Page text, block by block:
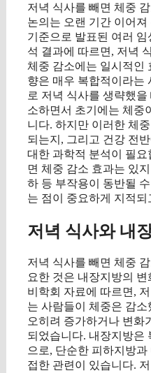
저녁 식사를 빼면 체중
논의는 오랜 기간 이어져
기준으로 발표된 여러
석 결과에 따르면, 저녁
체중 감소에는 일시적인
향은 매우 복합적이라는
로 저녁 식사를 생략했
소하면서 초기에는 체중
니다. 하지만 이러한 체
되는지, 그리고 건강 전
대한 과학적 분석이 필요
면 체중 감소 효과는 있
하 등 부작용이 동반될
는 점이 중요하게 지적되
저녁 식사와 내
저녁 식사를 빼면 체중
요한 것은 내장지방의 변
비학회 자료에 따르면,
는 사람들이 체중은 감
오히려 증가하거나 변화
되었습니다. 내장지방은
으로, 단순한 피하지방
접한 관련이 있습니다.